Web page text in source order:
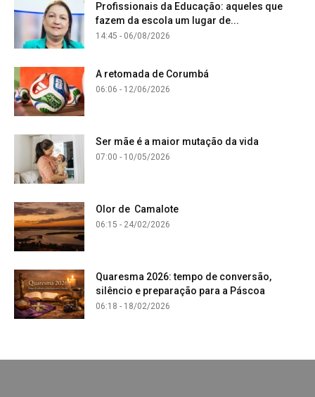
Profissionais da Educação: aqueles que
fazem da escola um lugar de...
14:45 - 06/08/2026
A retomada de Corumbá
06:06 - 12/06/2026
Ser mãe é a maior mutação da vida
07:00 - 10/05/2026
Olor de Camalote
06:15 - 24/02/2026
Quaresma 2026: tempo de conversão,
silêncio e preparação para a Páscoa
06:18 - 18/02/2026